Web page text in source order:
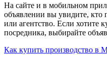
На сайте и в мобильном
объявлении вы увидите, кто
или агентство. Если хотите
посредника, выбирайте
Как купить производство в